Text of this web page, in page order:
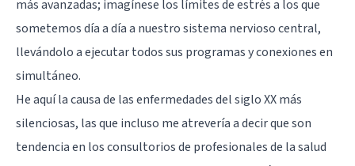
más avanzadas; imagínese los límites de estrés a los que
sometemos día a día a nuestro sistema nervioso central,
llevándolo a ejecutar todos sus programas y conexiones en
simultáneo.
He aquí la causa de las enfermedades del siglo XX más
silenciosas, las que incluso me atrevería a decir que son
tendencia en los consultorios de profesionales de la salud